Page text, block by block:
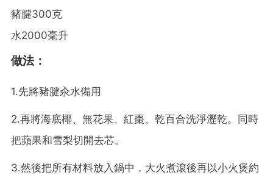
豬腱300克
水2000毫升
做法：
1.先將豬腱汆水備用
2.再將海底椰、無花果、紅棗、乾百合洗淨瀝乾。同時
把蘋果和雪梨切開去芯。
3.然後把所有材料放入鍋中，大火煮滾後再以小火煲約